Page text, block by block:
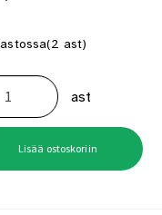
(2 ast)
ast
Lisää ostoskoriin